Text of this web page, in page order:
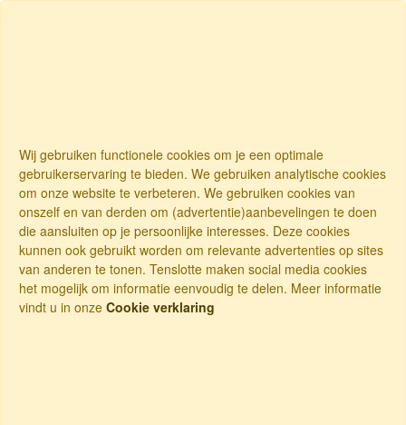
Wij gebruiken functionele cookies om je een optimale
gebruikerservaring te bieden. We gebruiken analytische cookies
om onze website te verbeteren. We gebruiken cookies van
onszelf en van derden om (advertentie)aanbevelingen te doen
die aansluiten op je persoonlijke interesses. Deze cookies
kunnen ook gebruikt worden om relevante advertenties op sites
van anderen te tonen. Tenslotte maken social media cookies
het mogelijk om informatie eenvoudig te delen. Meer informatie
vindt u in onze Cookie verklaring